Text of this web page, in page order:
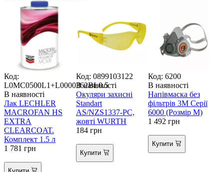
Код:
L0MC0500L1+L0000362BL0.5
В наявності
Лак LECHLER
MACROFAN HS
EXTRA
CLEARCOAT.
Комплект 1.5 л
1 781 грн
Код: 0899103122
В наявності
Окуляри захисні
Standart
AS/NZS1337-PC,
жовті WURTH
184 грн
Купити
Код: 6200
В наявності
Напівмаска без
фільтрів 3М Серії
6000 (Розмір М)
1 492 грн
Купити